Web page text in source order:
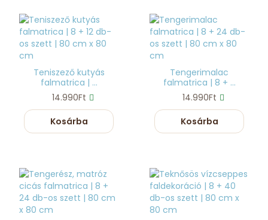
Teniszező kutyás
falmatrica | ...
14.990Ft
Kosárba
Tengerimalac
falmatrica | 8 + ...
14.990Ft
Kosárba